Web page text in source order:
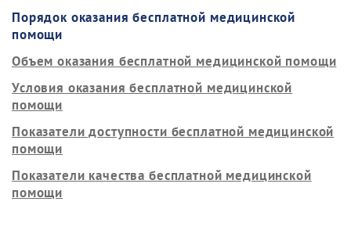
Порядок оказания бесплатной медицинской
помощи
Объем оказания бесплатной медицинской помощи
Условия оказания бесплатной медицинской
помощи
Показатели доступности бесплатной медицинской
помощи
Показатели качества бесплатной медицинской
помощи